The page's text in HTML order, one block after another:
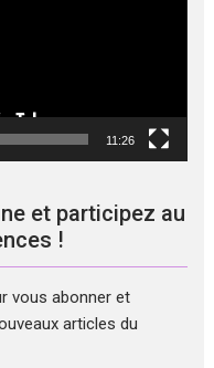
11:26
et participez au
!
vous abonner et
articles du